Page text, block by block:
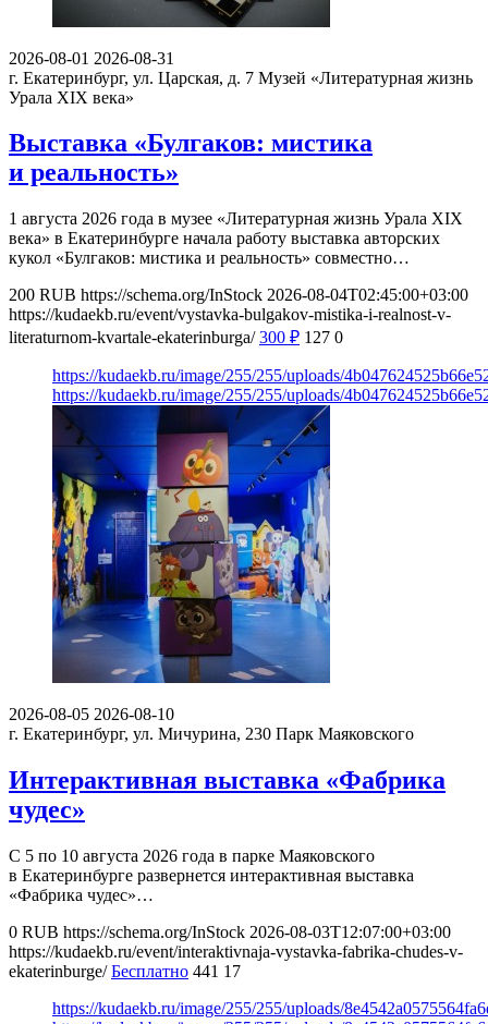
2026-08-01 2026-08-31
г. Екатеринбург, ул. Царская, д. 7 Музей «Литературная жизнь
Урала XIX века»
Выставка «Булгаков: мистика
и реальность»
1 августа 2026 года в музее «Литературная жизнь Урала XIX
века» в Екатеринбурге начала работу выставка авторских
кукол «Булгаков: мистика и реальность» совместно…
200 RUB https://schema.org/InStock 2026-08-04T02:45:00+03:00
https://kudaekb.ru/event/vystavka-bulgakov-mistika-i-realnost-v-
literaturnom-kvartale-ekaterinburga/ 300 ₽ 127 0
https://kudaekb.ru/image/255/255/uploads/
https://kudaekb.ru/image/255/255/uploads/
2026-08-05 2026-08-10
г. Екатеринбург, ул. Мичурина, 230 Парк Маяковского
Интерактивная выставка «Фабрика
чудес»
С 5 по 10 августа 2026 года в парке Маяковского
в Екатеринбурге развернется интерактивная выставка
«Фабрика чудес»…
0 RUB https://schema.org/InStock 2026-08-03T12:07:00+03:00
https://kudaekb.ru/event/interaktivnaja-vystavka-fabrika-chudes-v-
ekaterinburge/ Бесплатно 441 17
https://kudaekb.ru/image/255/255/uploads/